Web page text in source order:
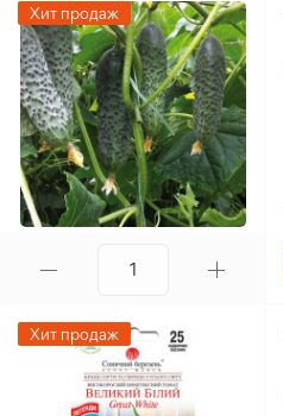
Хит продаж
Хит продаж